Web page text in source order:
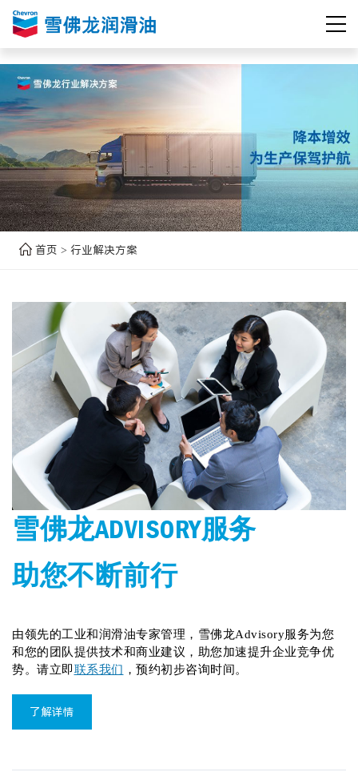
首页 > 行业解决方案
雪佛龙ADVISORY服务
助您不断前行
由领先的工业和润滑油专家管理，雪佛龙Advisory服务为您
和您的团队提供技术和商业建议，助您加速提升企业竞争优
势。请立即联系我们 ，预约初步咨询时间。
了解详情